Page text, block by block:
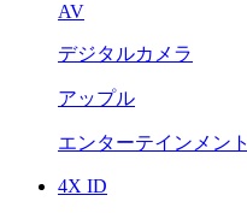
AV
デジタルカメラ
アップル
エンターテインメント
4X ID